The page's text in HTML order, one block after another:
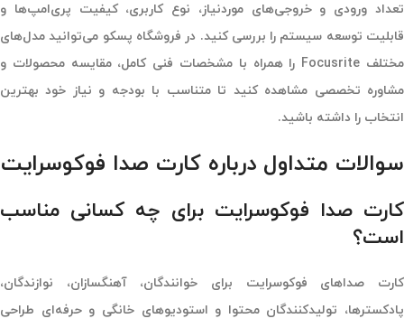
تعداد ورودی و خروجی‌های موردنیاز، نوع کاربری، کیفیت پری‌امپ‌ها و
قابلیت توسعه سیستم را بررسی کنید. در فروشگاه پسکو می‌توانید مدل‌های
مختلف Focusrite را همراه با مشخصات فنی کامل، مقایسه محصولات و
مشاوره تخصصی مشاهده کنید تا متناسب با بودجه و نیاز خود بهترین
انتخاب را داشته باشید.
سوالات متداول درباره کارت صدا فوکوسرایت
کارت صدا فوکوسرایت برای چه کسانی مناسب
است؟
کارت صداهای فوکوسرایت برای خوانندگان، آهنگسازان، نوازندگان،
پادکسترها، تولیدکنندگان محتوا و استودیوهای خانگی و حرفه‌ای طراحی